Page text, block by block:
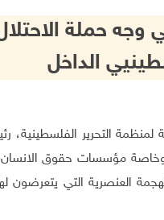
حملة
الداخل
التنفيذية لمنظمة التحرير
وخاصة مؤسسات حقوق
في أراضي عام 1948 أمام الهجمة